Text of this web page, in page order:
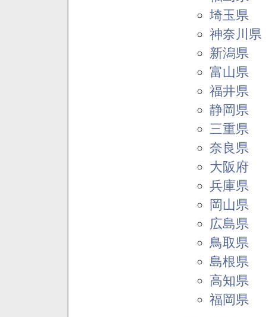
埼玉県
神奈川県
新潟県
富山県
福井県
静岡県
三重県
奈良県
大阪府
兵庫県
岡山県
広島県
鳥取県
島根県
高知県
福岡県